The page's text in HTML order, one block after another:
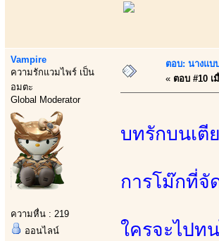
Vampire
ความรักแวมไพร์ เป็น
อมตะ
Global Moderator
ความหื่น : 219
ออนไลน์
ตอบ: นางแบ
« ตอบ #10 เ
บทรักบนเตี
การโม๊กที่จั
ใครจะไปท